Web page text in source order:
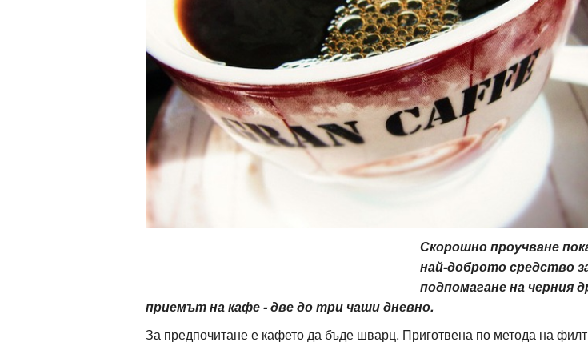
Скорошно проучване
най-доброто средство
подпомагане на черния
приемът на кафе - две до три чаши дневно.
За предпочитане е кафето да бъде шварц. Приготвена по метода на